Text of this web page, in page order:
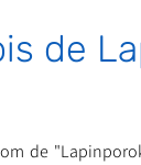
sur les chats
de
de